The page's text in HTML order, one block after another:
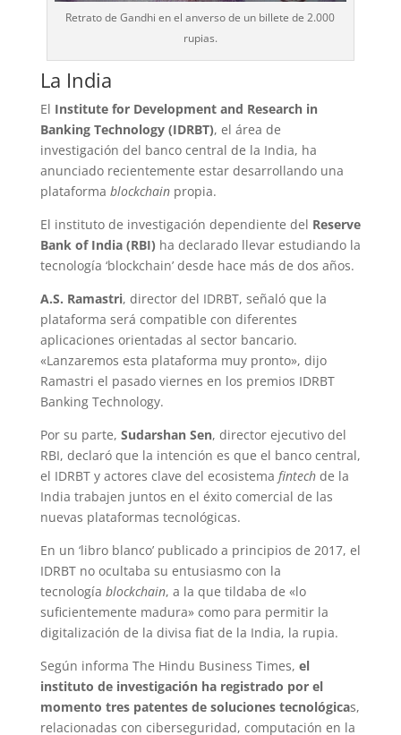
Retrato de Gandhi en el anverso de un billete de 2.000
rupias.
La India
El Institute for Development and Research in
Banking Technology (IDRBT), el área de
investigación del banco central de la India, ha
anunciado recientemente estar desarrollando una
plataforma blockchainpropia.
El instituto de investigación dependiente del Reserve
Bank of India (RBI) ha declarado llevar estudiando la
tecnología ‘blockchain’ desde hace más de dos años.
A.S. Ramastri, director del IDRBT, señaló que la
plataforma será compatible con diferentes
aplicaciones orientadas al sector bancario.
«Lanzaremos esta plataforma muy pronto», dijo
Ramastri el pasado viernes en los premios IDRBT
Banking Technology.
Por su parte, Sudarshan Sen, director ejecutivo del
RBI, declaró que la intención es que el banco central,
el IDRBT y actores clave del ecosistema fintech de la
India trabajen juntos en el éxito comercial de las
nuevas plataformas tecnológicas.
En un ‘libro blanco’ publicado a principios de 2017, el
IDRBT no ocultaba su entusiasmo con la
tecnología blockchain, a la que tildaba de «lo
suficientemente madura» como para permitir la
digitalización de la divisa fiat de la India, la rupia.
Según informa The Hindu Business Times, el
instituto de investigación ha registrado por el
momento tres patentes de soluciones tecnológicas,
relacionadas con ciberseguridad, computación en la